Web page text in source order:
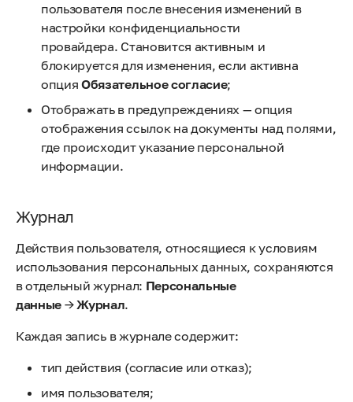
пользователя после внесения изменений в
настройки конфиденциальности
провайдера. Становится активным и
блокируется для изменения, если активна
опцияОбязательное согласие;
Отображать в предупреждениях — опция
отображения ссылок на документы над полями,
где происходит указание персональной
информации.
Журнал
Действия пользователя, относящиеся к условиям
использования персональных данных, сохраняются
в отдельный журнал: Персональные
данные →Журнал.
Каждая запись в журнале содержит:
тип действия (согласие или отказ);
имя пользователя;